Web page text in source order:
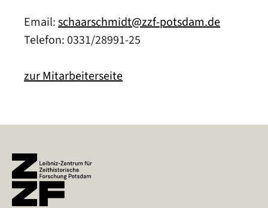
Email:schaarschmidt@zzf-potsdam.de
Telefon: 0331/28991-25
zur Mitarbeiterseite